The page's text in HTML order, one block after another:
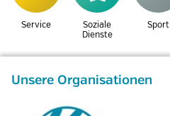
Service
Soziale
Dienste
Sport
Unsere Organisationen